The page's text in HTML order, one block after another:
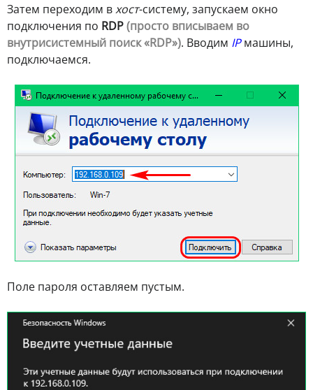
Затем переходим вхост-систему, запускаем окно
подключения по RDP(просто вписываем во
внутрисистемный поиск «RDP»). Вводим IPмашины,
подключаемся.
Поле пароля оставляем пустым.